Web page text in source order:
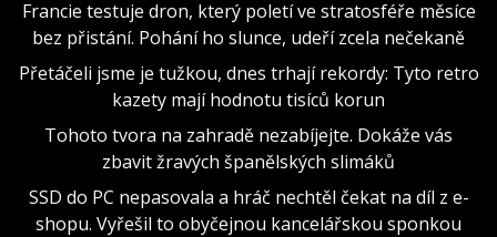
Francie testuje dron, který poletí ve stratosféře měsíce
bez přistání. Pohání ho slunce, udeří zcela nečekaně
Přetáčeli jsme je tužkou, dnes trhají rekordy: Tyto retro
kazety mají hodnotu tisíců korun
Tohoto tvora na zahradě nezabíjejte. Dokáže vás
zbavit žravých španělských slimáků
SSD do PC nepasovala a hráč nechtěl čekat na díl z e-
shopu. Vyřešil to obyčejnou kancelářskou sponkou